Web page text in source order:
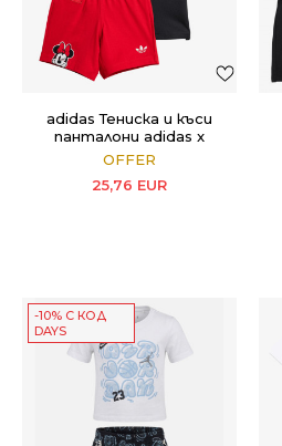
adidas Тениска и къси
панталони adidas x
Disney Minnie Mouse
OFFER
25,76 EUR
-10% С КОД
DAYS